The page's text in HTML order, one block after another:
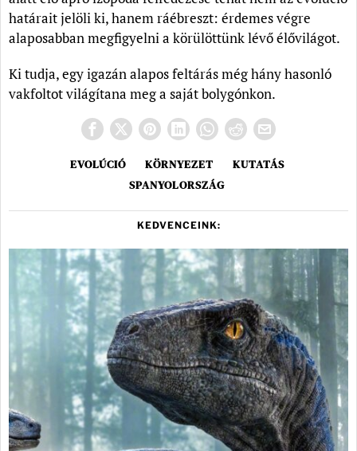
határait jelöli ki, hanem ráébreszt: érdemes végre
alaposabban megfigyelni a körülöttünk lévő élővilágot.
Ki tudja, egy igazán alapos feltárás még hány hasonló
vakfoltot világítana meg a saját bolygónkon.
EVOLÚCIÓ KÖRNYEZET
KUTATÁS
SPANYOLORSZÁG
KEDVENCEINK: